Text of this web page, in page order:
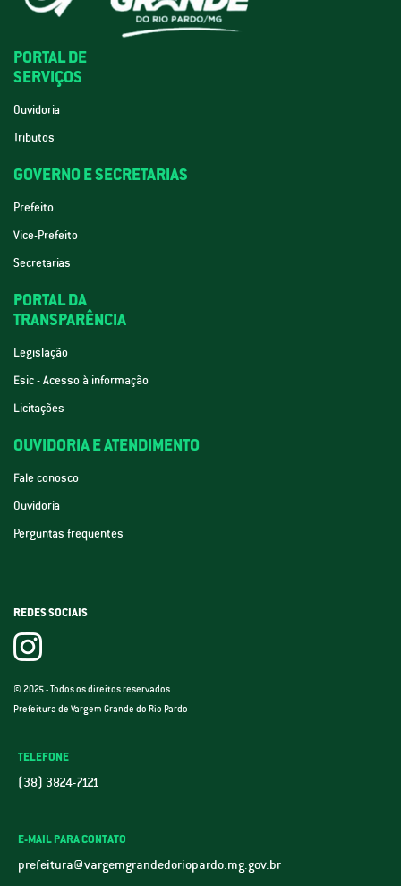
PORTAL DE
SERVIÇOS
Ouvidoria
Tributos
GOVERNO E SECRETARIAS
Prefeito
Vice-Prefeito
Secretarias
PORTAL DA
TRANSPARÊNCIA
Legislação
Esic - Acesso à informação
Licitações
OUVIDORIA E ATENDIMENTO
Fale conosco
Ouvidoria
Perguntas frequentes
REDES SOCIAIS
© 2025 - Todos os direitos reservados
Prefeitura de Vargem Grande do Rio Pardo
TELEFONE
(38) 3824-7121
E-MAIL PARA CONTATO
prefeitura@vargemgrandedoriopardo.mg.gov.br